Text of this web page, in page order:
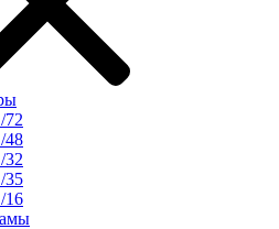
48
35
16